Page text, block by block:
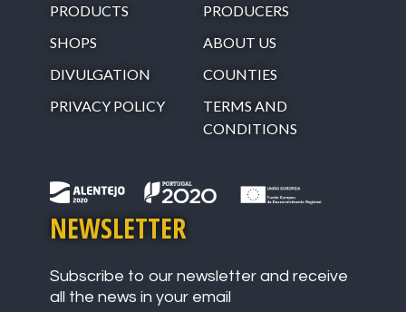
PRODUCTS
PRODUCERS
SHOPS
ABOUT US
DIVULGATION
COUNTIES
PRIVACY POLICY
TERMS AND
CONDITIONS
NEWSLETTER
Subscribe to our newsletter and receive
all the news in your email